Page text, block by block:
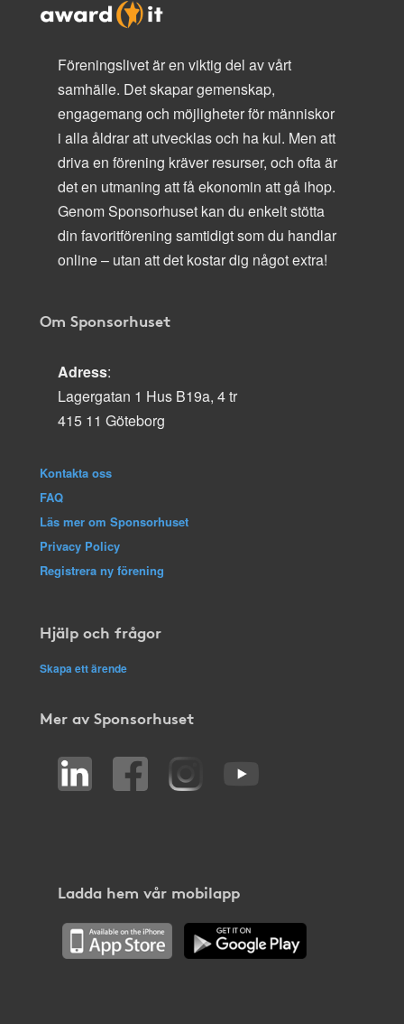
Föreningslivet är en viktig del av vårt
samhälle. Det skapar gemenskap,
engagemang och möjligheter för människor
i alla åldrar att utvecklas och ha kul. Men att
driva en förening kräver resurser, och ofta är
det en utmaning att få ekonomin att gå ihop.
Genom Sponsorhuset kan du enkelt stötta
din favoritförening samtidigt som du handlar
online – utan att det kostar dig något extra!
Om Sponsorhuset
Adress:
Lagergatan 1 Hus B19a, 4 tr
415 11 Göteborg
Kontakta oss
FAQ
Läs mer om Sponsorhuset
Privacy Policy
Registrera ny förening
Hjälp och frågor
Skapa ett ärende
Mer av Sponsorhuset
Ladda hem vår mobilapp